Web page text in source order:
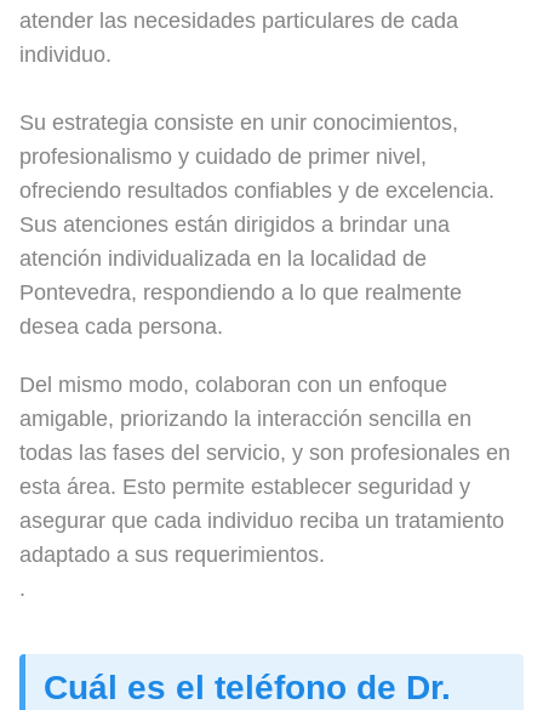
atender las necesidades particulares de cada
individuo.
Su estrategia consiste en unir conocimientos,
profesionalismo y cuidado de primer nivel,
ofreciendo resultados confiables y de excelencia.
Sus atenciones están dirigidos a brindar una
atención individualizada en la localidad de
Pontevedra, respondiendo a lo que realmente
desea cada persona.
Del mismo modo, colaboran con un enfoque
amigable, priorizando la interacción sencilla en
todas las fases del servicio, y son profesionales en
esta área. Esto permite establecer seguridad y
asegurar que cada individuo reciba un tratamiento
adaptado a sus requerimientos.
.
Cuál es el teléfono de Dr.